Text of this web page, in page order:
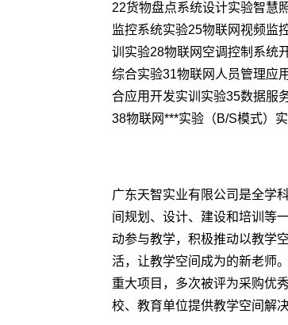
22货物盘点系统设计实验智慧
监控系统实验25物联网视频监
训实验28物联网空调控制系统
综合实验31物联网人员管理应
合应用开发实训实验35数据服
38物联网***实验（B/S模式）
广东天智实业有限公司是全学
间规划、设计、建设和培训等
动参与教学，积极推动以教学
活，让教学空间成为的新老师
重大项目，多次被评为采购优
校、教育单位提供教学空间解决